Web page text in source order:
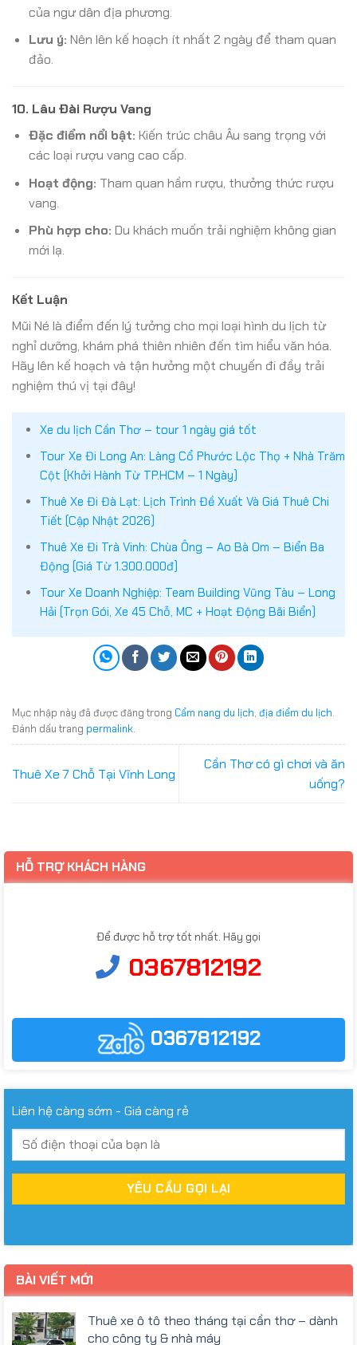
của ngư dân địa phương.
Lưu ý: Nên lên kế hoạch ít nhất 2 ngày để tham quan
đảo.
10. Lâu Đài Rượu Vang
Đặc điểm nổi bật: Kiến trúc châu Âu sang trọng với
các loại rượu vang cao cấp.
Hoạt động: Tham quan hầm rượu, thưởng thức rượu
vang.
Phù hợp cho: Du khách muốn trải nghiệm không gian
mới lạ.
Kết Luận
Mũi Né là điểm đến lý tưởng cho mọi loại hình du lịch từ
nghỉ dưỡng, khám phá thiên nhiên đến tìm hiểu văn hóa.
Hãy lên kế hoạch và tận hưởng một chuyến đi đầy trải
nghiệm thú vị tại đây!
Xe du lịch Cần Thơ – tour 1 ngày giá tốt
Tour Xe Đi Long An: Làng Cổ Phước Lộc Thọ + Nhà Trăm
Cột (Khởi Hành Từ TP.HCM – 1 Ngày)
Thuê Xe Đi Đà Lạt: Lịch Trình Đề Xuất Và Giá Thuê Chi
Tiết (Cập Nhật 2026)
Thuê Xe Đi Trà Vinh: Chùa Ông – Ao Bà Om – Biển Ba
Động (Giá Từ 1.300.000đ)
Tour Xe Doanh Nghiệp: Team Building Vũng Tàu – Long
Hải (Trọn Gói, Xe 45 Chỗ, MC + Hoạt Động Bãi Biển)
Mục nhập này đã được đăng trong Cẩm nang du lịch, địa điểm du lịch.
Đánh dấu trang permalink.
Thuê Xe 7 Chỗ Tại Vĩnh Long
Cần Thơ có gì chơi và ăn
uống?
HỖ TRỢ KHÁCH HÀNG
Để được hỗ trợ tốt nhất. Hãy gọi
0367812192
0367812192
Liên hệ càng sớm - Giá càng rẻ
BÀI VIẾT MỚI
Thuê xe ô tô theo tháng tại cần thơ – dành
cho công ty & nhà máy